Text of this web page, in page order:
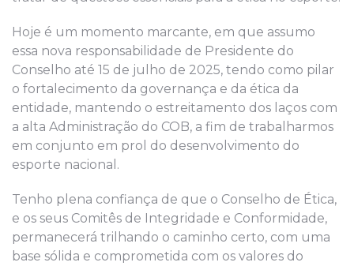
Hoje é um momento marcante, em que assumo
essa nova responsabilidade de Presidente do
Conselho até 15 de julho de 2025, tendo como pilar
o fortalecimento da governança e da ética da
entidade, mantendo o estreitamento dos laços com
a alta Administração do COB, a fim de trabalharmos
em conjunto em prol do desenvolvimento do
esporte nacional.
Tenho plena confiança de que o Conselho de Ética,
e os seus Comitês de Integridade e Conformidade,
permanecerá trilhando o caminho certo, com uma
base sólida e comprometida com os valores do